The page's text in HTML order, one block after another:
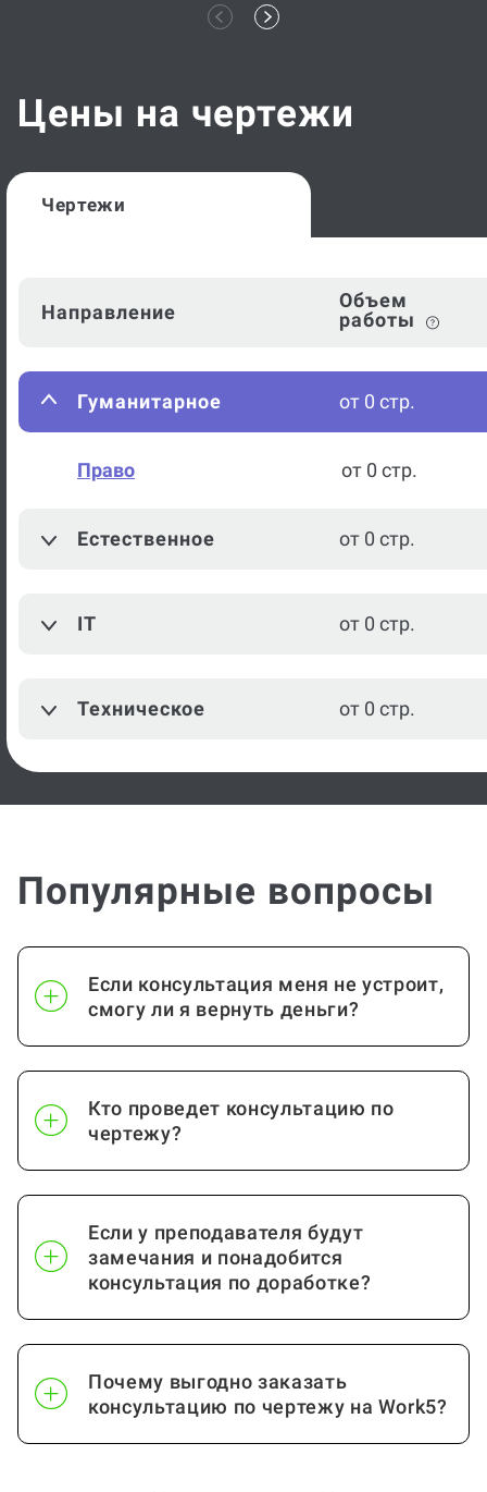
Цены на чертежи
Чертежи
Направление
Объем
работы
Гуманитарное от 0 стр.
Право от 0 стр.
Естественное от 0 стр.
IT от 0 стр.
Техническое от 0 стр.
Популярные вопросы
Если консультация меня не устроит,
смогу ли я вернуть деньги?
Кто проведет консультацию по
чертежу?
Если у преподавателя будут
замечания и понадобится
консультация по доработке?
Почему выгодно заказать
консультацию по чертежу на Work5?